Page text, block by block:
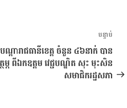
បន្ទាប់
ណ្តារាជធានីខេត្ត ចំនួន ៤៦នាក់ បាន
ម្ភ ពីឯកឧត្តម វេជ្ជបណ្ឌិត សុះ មុះសិន
សមាជិករដ្ឋសភា